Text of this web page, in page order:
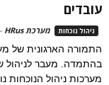
עובדים
ניהול נוכחות מערכת HRus -
התמורה הארגונית של
בהתמדה. מעבר לניהול
מערכות ניהול הנוכחות